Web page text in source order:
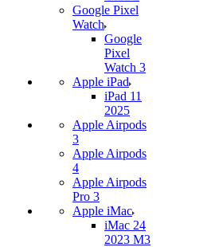
Google Pixel
Watch
Google
Pixel
Watch 3
Apple iPad
iPad 11
2025
Apple Airpods
3
Apple Airpods
4
Apple Airpods
Pro 3
Apple iMac
iMac 24
2023 M3